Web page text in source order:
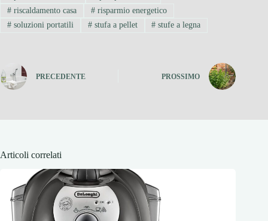
#riscaldamento casa #risparmio energetico
#soluzioni portatili #stufa a pellet # stufe a legna
PRECEDENTE PROSSIMO
Articoli correlati